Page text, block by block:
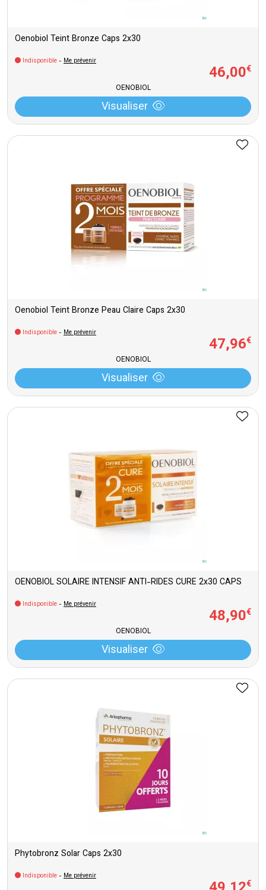
Oenobiol Teint Bronze Caps 2x30
Indisponible - Me prévenir
46,00€
OENOBIOL
Visualiser
Oenobiol Teint Bronze Peau Claire Caps 2x30
Indisponible - Me prévenir
47,96€
OENOBIOL
Visualiser
OENOBIOL SOLAIRE INTENSIF ANTI-RIDES CURE 2x30 CAPS
Indisponible - Me prévenir
48,90€
OENOBIOL
Visualiser
Phytobronz Solar Caps 2x30
Indisponible - Me prévenir
€